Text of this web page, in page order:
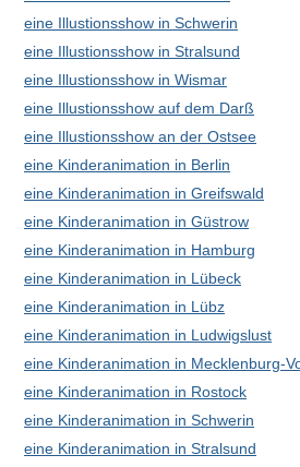
eine Illustionsshow in Schwerin
eine Illustionsshow in Stralsund
eine Illustionsshow in Wismar
eine Illustionsshow auf dem Darß
eine Illustionsshow an der Ostsee
eine Kinderanimation in Berlin
eine Kinderanimation in Greifswald
eine Kinderanimation in Güstrow
eine Kinderanimation in Hamburg
eine Kinderanimation in Lübeck
eine Kinderanimation in Lübz
eine Kinderanimation in Ludwigslust
eine Kinderanimation in Mecklenburg-
eine Kinderanimation in Rostock
eine Kinderanimation in Schwerin
eine Kinderanimation in Stralsund